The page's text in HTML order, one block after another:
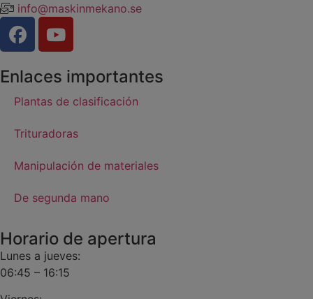
info@maskinmekano.se
Enlaces importantes
Plantas de clasificación
Trituradoras
Manipulación de materiales
De segunda mano
Horario de apertura
Lunes a jueves:
06:45 – 16:15